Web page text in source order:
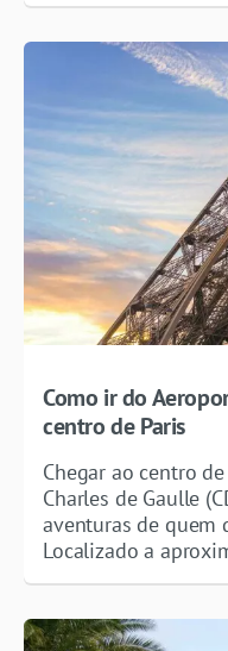
Como ir do
centro de Paris
Chegar ao centro
Charles de Gaulle
aventuras de quem
Localizado a